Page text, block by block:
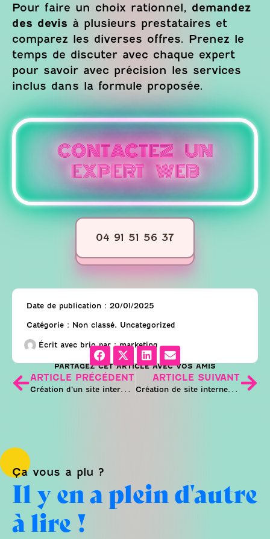
Pour faire un choix rationnel, demandez
des devis à plusieurs prestataires et
comparez les diverses offres. Prenez le
temps de discuter avec chaque expert
pour savoir avec précision les services
inclus dans la formule proposée.
CONTACTEZ UN
EXPERT WEB
04 91 51 56 37
Date de publication : 20/01/2025
Catégorie : Non classé, Uncategorized
Écrit avec brio par :marketing
PARTAGEZ CET ARTICLE AVEC VOS AMIS
ARTICLE PRÉCÉDENT
Création d’un site internet à Roquevaire
ARTICLE SUIVANT
Création de site internet Gémenos
Ça vous a plu ?
Il y en a plein d'autre
à lire !